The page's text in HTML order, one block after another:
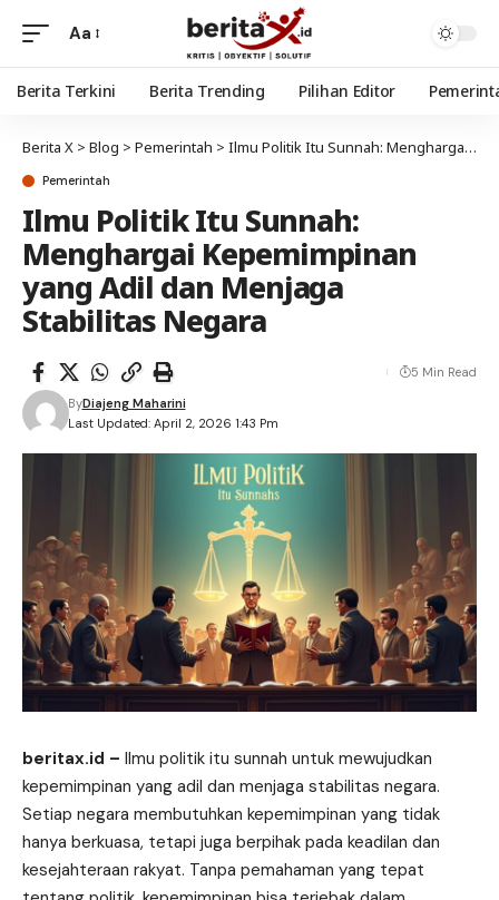
Aa
Berita Terkini Berita Trending Pilihan Editor
Berita X > Blog > Pemerintah > Ilmu Politik Itu Sunnah: Menghargai Kepemimpinan yang Adil dan Menjaga Stabilitas Negara
Pemerintah
Ilmu Politik Itu Sunnah:
Menghargai Kepemimpinan
yang Adil dan Menjaga
Stabilitas Negara
Last Updated: April 2, 2026 1:43 Pm
ByDiajeng Maharini
5 Min Read
beritax.id – Ilmu politik itu sunnah untuk mewujudkan
kepemimpinan yang adil dan menjaga stabilitas negara.
Setiap negara membutuhkan kepemimpinan yang tidak
hanya berkuasa, tetapi juga berpihak pada keadilan dan
kesejahteraan rakyat. Tanpa pemahaman yang tepat